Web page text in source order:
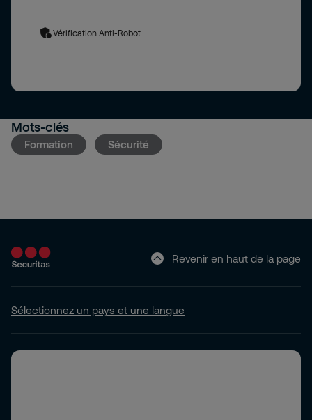
Vérification Anti-Robot
Mots-clés
Formation Sécurité
Revenir en haut de la page
Sélectionnez un pays et une langue